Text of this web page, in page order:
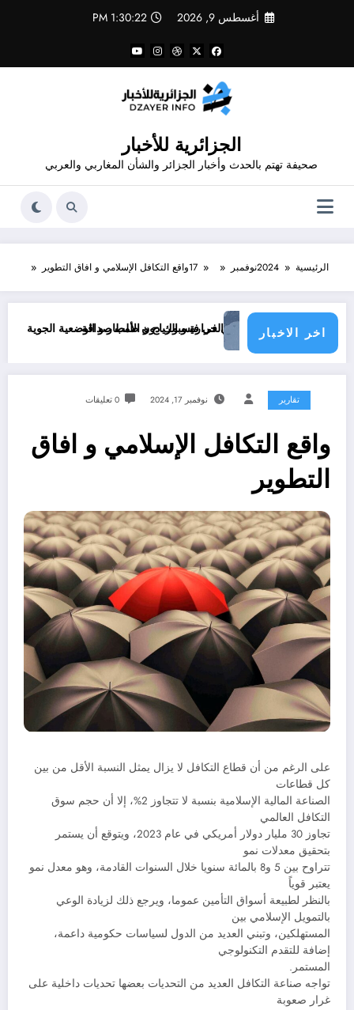
أغسطس 9, 2026 1:30:22 PM
الجزائرية للأخبار
صحيفة تهتم بالحدث وأخبار الجزائر والشأن المغاربي والعربي
الرئيسية 2024نوفمبر 17واقع التكافل الإسلامي و افاق التطوير
اخر الاخبارالحرارة و الرياح و الأمطار و الوضعية الجوية وحالة البحر في الولايات الجزائرية اليوم
تقارير نوفمبر 17, 2024 0 تعليقات
واقع التكافل الإسلامي و افاق
التطوير
على الرغم من أن قطاع التكافل لا يزال يمثل النسبة الأقل من بين
كل قطاعات
الصناعة المالية الإسلامية بنسبة لا تتجاوز 2%، إلا أن حجم سوق
التكافل العالمي
تجاوز 30 مليار دولار أمريكي في عام 2023، ويتوقع أن يستمر
بتحقيق معدلات نمو
تتراوح بين 5 و8 بالمائة سنويا خلال السنوات القادمة، وهو معدل نمو
يعتبر قوياً
بالنظر لطبيعة أسواق التأمين عموما، ويرجع ذلك لزيادة الوعي
بالتمويل الإسلامي بين
المستهلكين، وتبني العديد من الدول لسياسات حكومية داعمة،
إضافة للتقدم التكنولوجي
المستمر.
تواجه صناعة التكافل العديد من التحديات بعضها تحديات داخلية على
غرار صعوبة